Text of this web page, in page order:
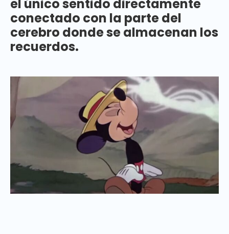
el único sentido directamente
conectado con la parte del
cerebro donde se almacenan los
recuerdos.